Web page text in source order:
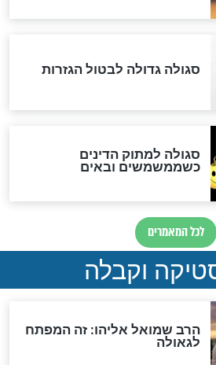
הימים
לחשב את הקץ?
בימות המשיח?
הגאולה תהיה אפיקורסות
גדולה מאוד של